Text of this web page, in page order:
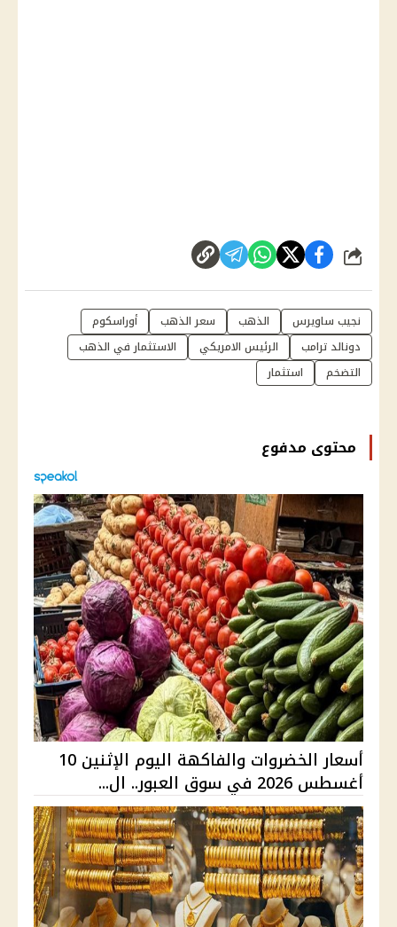
شارك
نجيب ساويرس الذهب سعر الذهب
أوراسكوم
دونالد ترامب
الرئيس الامريكي
الاستثمار في الذهب
التضخم
استثمار
محتوى مدفوع
أسعار الخضروات والفاكهة اليوم الإثنين 10
أغسطس 2026 في سوق العبور.. ال...